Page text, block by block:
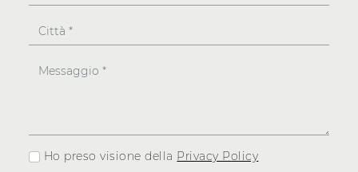
Ho preso visione della Privacy Policy